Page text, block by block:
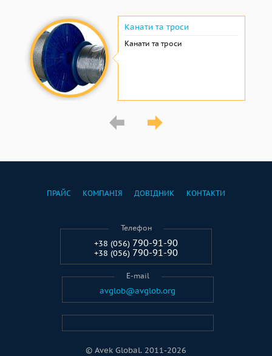
Канати та троси
Канати та троси
© Avek Global. 2011-2026
ПРАЙС КОМПАНІЯ ДОВІДНИК КОНТАКТИ
Телефон
+38 (056) 790-91-90
+38 (056) 790-91-90
E-mail
avglob@avglob.org